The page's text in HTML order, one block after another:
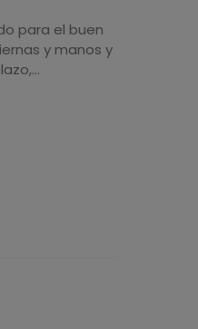
para el buen
y manos y